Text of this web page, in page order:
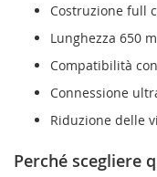
Costruzione full
Lunghezza 650
Compatibilità
Connessione
Riduzione delle
Perché scegliere